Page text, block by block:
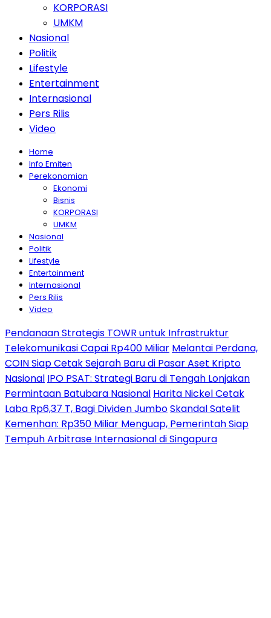
KORPORASI
UMKM
Nasional
Politik
Lifestyle
Entertainment
Internasional
Pers Rilis
Video
Home
Info Emiten
Perekonomian
Ekonomi
Bisnis
KORPORASI
UMKM
Nasional
Politik
Lifestyle
Entertainment
Internasional
Pers Rilis
Video
Pendanaan Strategis TOWR untuk Infrastruktur
Telekomunikasi Capai Rp400 Miliar Melantai Perdana,
COIN Siap Cetak Sejarah Baru di Pasar Aset Kripto
Nasional IPO PSAT: Strategi Baru di Tengah Lonjakan
Permintaan Batubara Nasional Harita Nickel Cetak
Laba Rp6,37 T, Bagi Dividen JumboSkandal Satelit
Kemenhan: Rp350 Miliar Menguap, Pemerintah Siap
Tempuh Arbitrase Internasional di Singapura